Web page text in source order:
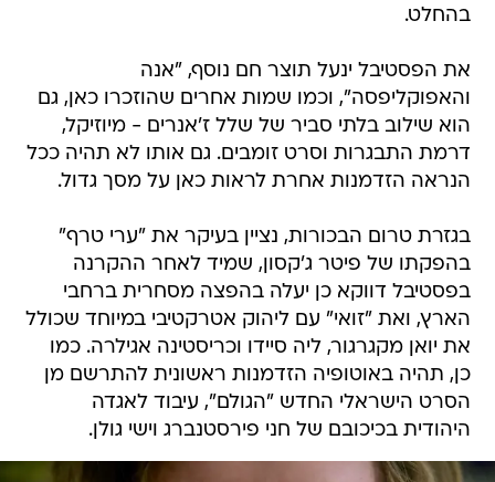
בהחלט.
את הפסטיבל ינעל תוצר חם נוסף, "אנה
והאפוקליפסה", וכמו שמות אחרים שהוזכרו כאן, גם
הוא שילוב בלתי סביר של שלל ז'אנרים - מיוזיקל,
דרמת התבגרות וסרט זומבים. גם אותו לא תהיה ככל
הנראה הזדמנות אחרת לראות כאן על מסך גדול.
בגזרת טרום הבכורות, נציין בעיקר את "ערי טרף"
בהפקתו של פיטר ג'קסון, שמיד לאחר ההקרנה
בפסטיבל דווקא כן יעלה בהפצה מסחרית ברחבי
הארץ, ואת "זואי" עם ליהוק אטרקטיבי במיוחד שכולל
את יואן מקגרגור, ליה סיידו וכריסטינה אגילרה. כמו
כן, תהיה באוטופיה הזדמנות ראשונית להתרשם מן
הסרט הישראלי החדש "הגולם", עיבוד לאגדה
היהודית בכיכובם של חני פירסטנברג וישי גולן.